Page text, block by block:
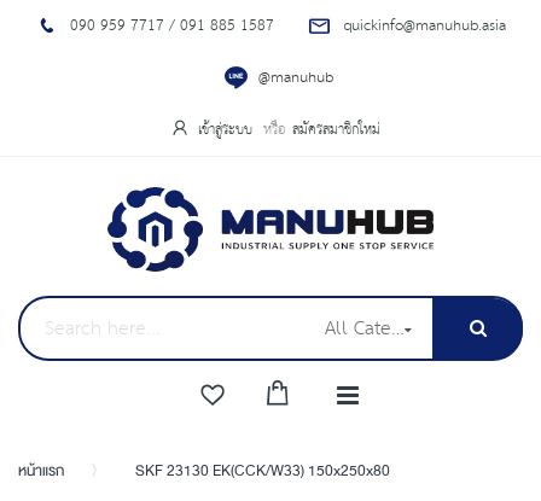
090 959 7717 / 091 885 1587
quickinfo@manuhub.asia
@manuhub
เข้าสู่ระบบ สมัครสมาชิกใหม่
All Categories
หน้าแรก SKF 23130 EK(CCK/W33) 150x250x80